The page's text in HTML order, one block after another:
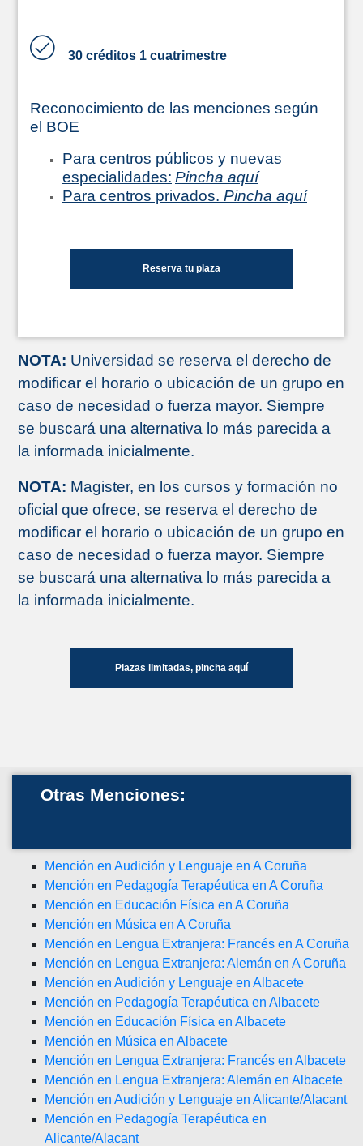
30 créditos 1 cuatrimestre
Reconocimiento de las menciones según
el BOE
Para centros públicos y nuevas
especialidades: Pincha aquí
Para centros privados. Pincha aquí
Reserva tu plaza
NOTA: Universidad se reserva el derecho de
modificar el horario o ubicación de un grupo en
caso de necesidad o fuerza mayor. Siempre
se buscará una alternativa lo más parecida a
la informada inicialmente.
NOTA: Magister, en los cursos y formación no
oficial que ofrece, se reserva el derecho de
modificar el horario o ubicación de un grupo en
caso de necesidad o fuerza mayor. Siempre
se buscará una alternativa lo más parecida a
la informada inicialmente.
Plazas limitadas, pincha aquí
Otras Menciones:
Mención en Audición y Lenguaje en A Coruña
Mención en Pedagogía Terapéutica en A Coruña
Mención en Educación Física en A Coruña
Mención en Música en A Coruña
Mención en Lengua Extranjera: Francés en A Coruña
Mención en Lengua Extranjera: Alemán en A Coruña
Mención en Audición y Lenguaje en Albacete
Mención en Pedagogía Terapéutica en Albacete
Mención en Educación Física en Albacete
Mención en Música en Albacete
Mención en Lengua Extranjera: Francés en Albacete
Mención en Lengua Extranjera: Alemán en Albacete
Mención en Audición y Lenguaje en Alicante/Alacant
Mención en Pedagogía Terapéutica en
Alicante/Alacant